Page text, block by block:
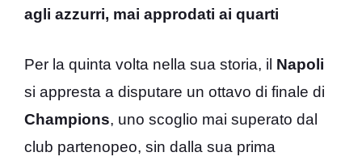
agli azzurri, mai approdati ai quarti
Per la quinta volta nella sua storia, il Napoli
si appresta a disputare un ottavo di finale di
Champions, uno scoglio mai superato dal
club partenopeo, sin dalla sua prima